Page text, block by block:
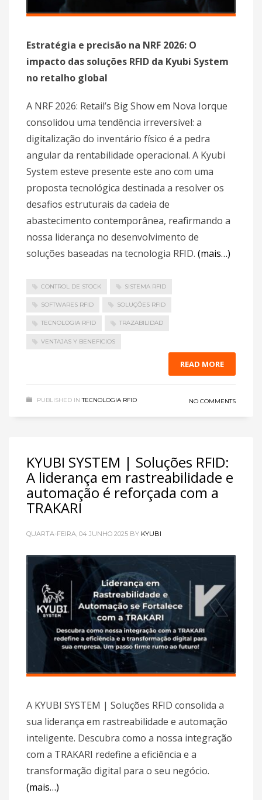
Estratégia e precisão na NRF 2026: O
impacto das soluções RFID da Kyubi System
no retalho global
A NRF 2026: Retail’s Big Show em Nova Iorque
consolidou uma tendência irreversível: a
digitalização do inventário físico é a pedra
angular da rentabilidade operacional. A Kyubi
System esteve presente este ano com uma
proposta tecnológica destinada a resolver os
desafios estruturais da cadeia de
abastecimento contemporânea, reafirmando a
nossa liderança no desenvolvimento de
soluções baseadas na tecnologia RFID. (mais…)
CONTROL DE STOCK SISTEMA RFID
SOFTWARES RFID SOLUÇÕES RFID
TECNOLOGIA RFID TRAZABILIDAD
VENTAJAS Y BENEFICIOS
READ MORE
PUBLISHED IN TECNOLOGIA RFID NO COMMENTS
KYUBI SYSTEM | Soluções RFID:
A liderança em rastreabilidade e
automação é reforçada com a
TRAKARI
QUARTA-FEIRA, 04 JUNHO 2025 BY KYUBI
A KYUBI SYSTEM | Soluções RFID consolida a
sua liderança em rastreabilidade e automação
inteligente. Descubra como a nossa integração
com a TRAKARI redefine a eficiência e a
transformação digital para o seu negócio.
(mais…)